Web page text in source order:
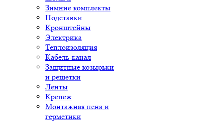
Зимние комплекты
Подставки
Кронштейны
Электрика
Теплоизоляция
Кабель-канал
Защитные козырьки
и решетки
Ленты
Крепеж
Монтажная пена и
герметики